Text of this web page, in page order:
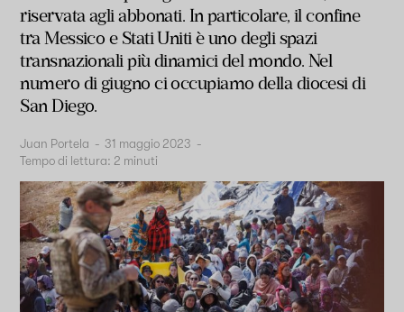
riservata agli abbonati. In particolare, il confine
tra Messico e Stati Uniti è uno degli spazi
transnazionali più dinamici del mondo. Nel
numero di giugno ci occupiamo della diocesi di
San Diego.
Juan Portela - 31 maggio 2023 -
Tempo di lettura: 2 minuti